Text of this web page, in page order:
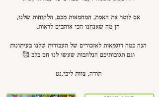
אם לומר את האמת, המחמאות מכם, הלקוחות שלנו,
הן מה שאנחנו הכי אוהבים לראות.
הנה כמה דוגמאות לאזכורים של העבודות שלנו בעיתונות
וגם תגובותיכם הנלהבות שעשו לנו חם בלב 🥰
תודה, צוות ליבי.נט